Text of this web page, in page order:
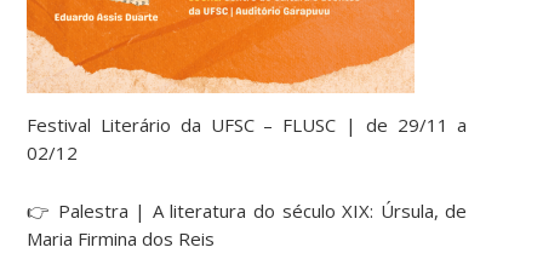
Festival Literário da UFSC – FLUSC | de 29/11 a
02/12
👉 Palestra | A literatura do século XIX: Úrsula, de
Maria Firmina dos Reis